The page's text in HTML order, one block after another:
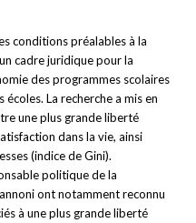
conditions préalables à la
cadre juridique pour la
des programmes scolaires
La recherche a mis en
une plus grande liberté
dans la vie, ainsi
(indice de Gini).
politique de la
ont notamment reconnu
à une plus grande liberté